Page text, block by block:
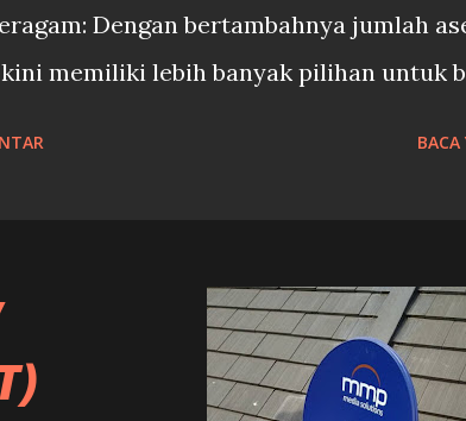
Dengan bertambahnya jumlah
memiliki lebih banyak pilihan untuk
dari penipuan dan praktik-
pasar kripto. Hal penting yang perlu
beredar di pasaran legal: Inv...